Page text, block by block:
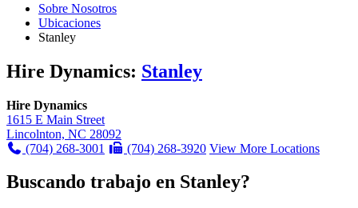
Sobre Nosotros
Ubicaciones
Stanley
Hire Dynamics: Stanley
Hire Dynamics
1615 E Main Street
Lincolnton, NC 28092
(704) 268-3001
(704) 268-3920 View More Locations
Buscando trabajo en Stanley?